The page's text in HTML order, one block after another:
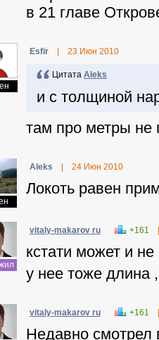
в 21 главе
Еsfir 23 Июн 2010
Цитата Aleks
и с толщиной
там про метры не
Aleks 24 Июн 2010
Локоть равен
vitaly-makarov ru +161
кстати может и
у нее тоже
vitaly-makarov ru +161
Недавно смотрел